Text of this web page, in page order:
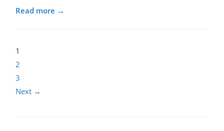
Read more →
Indlægsinddeling
1
2
3
Next →